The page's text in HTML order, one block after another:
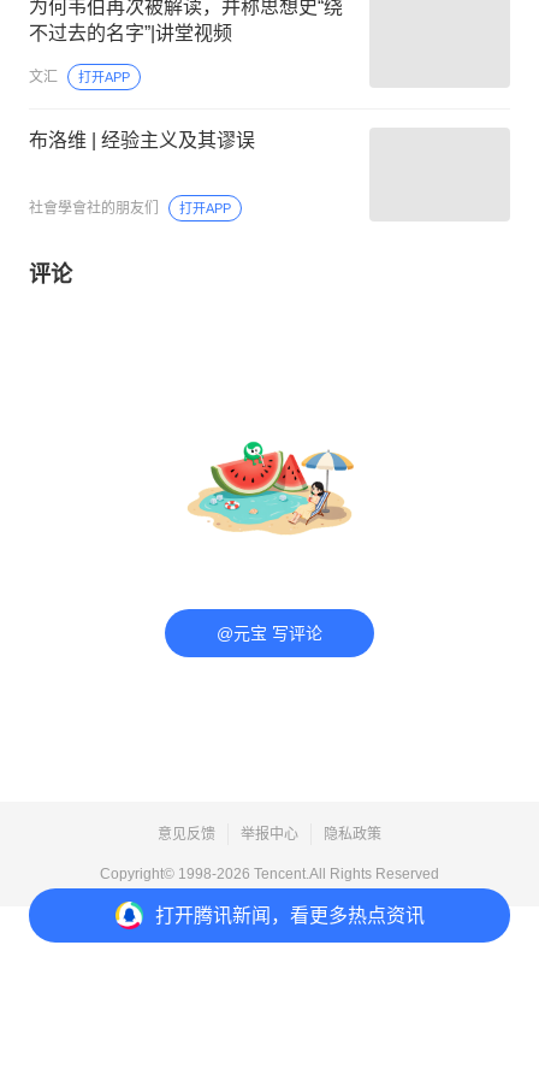
打开腾讯新闻，看更多热点资讯
为何韦伯再次被解读，并称思想史“绕
不过去的名字”|讲堂视频
文汇 打开APP
布洛维 | 经验主义及其谬误
社會學會社的朋友们 打开APP
评论
@元宝 写评论
意见反馈 举报中心 隐私政策
Copyright© 1998-2026 Tencent.All Rights Reserved